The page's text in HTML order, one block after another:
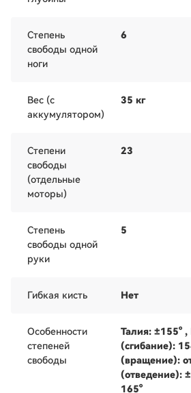
Степень
свободы одной
ноги
6
Вес (с
аккумулятором)
35 кг
Степени
свободы
(отдельные
моторы)
23
Степень
свободы одной
руки
5
Гибкая кисть Нет
Особенности
степеней
свободы
Талия: ±155°
(сгибание):
(вращение):
(отведение):
165°